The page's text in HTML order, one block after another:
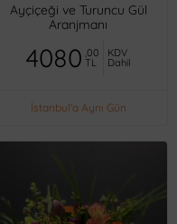
Ayçiçeği ve Turuncu Gül
Aranjmanı
4080 ,00
TL
KDV
Dahil
İstanbul'a Aynı Gün